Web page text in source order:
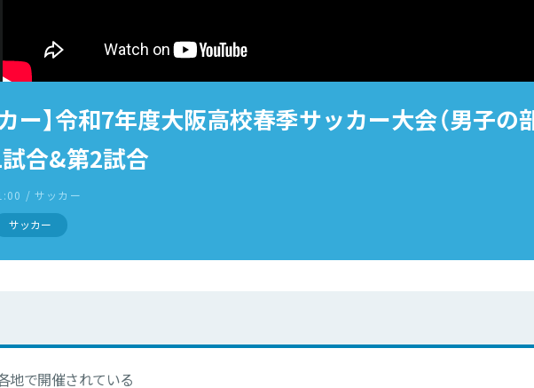
ー】令和7年度大阪高校春季サッカー大会（男子の
合&第2試合
/ サッカー
サッカー
地で開催されている